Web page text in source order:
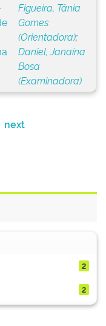
Figueira, Tânia
Gomes
(Orientadora);
Daniel, Janaína
Bosa
(Examinadora)
next
2
2